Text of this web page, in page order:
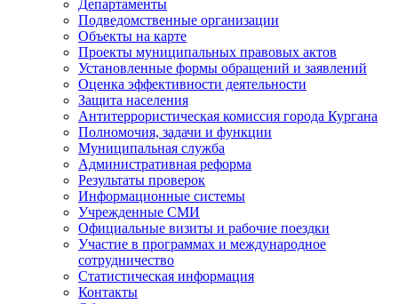
Департаменты
Подведомственные организации
Объекты на карте
Проекты муниципальных правовых актов
Установленные формы обращений и заявлений
Оценка эффективности деятельности
Защита населения
Антитеррористическая комиссия города Кургана
Полномочия, задачи и функции
Муниципальная служба
Административная реформа
Результаты проверок
Информационные системы
Учрежденные СМИ
Официальные визиты и рабочие поездки
Участие в программах и международное
сотрудничество
Статистическая информация
Контакты